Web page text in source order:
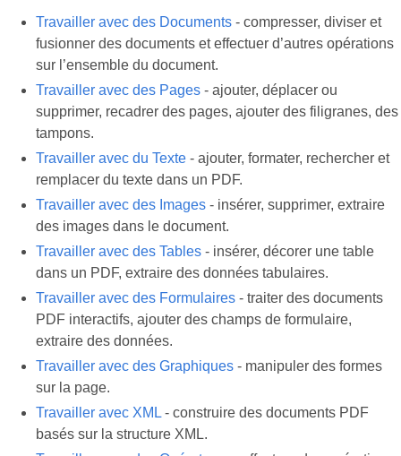
Travailler avec des Documents - compresser, diviser et
fusionner des documents et effectuer d’autres opérations
sur l’ensemble du document.
Travailler avec des Pages - ajouter, déplacer ou
supprimer, recadrer des pages, ajouter des filigranes, des
tampons.
Travailler avec du Texte - ajouter, formater, rechercher et
remplacer du texte dans un PDF.
Travailler avec des Images - insérer, supprimer, extraire
des images dans le document.
Travailler avec des Tables - insérer, décorer une table
dans un PDF, extraire des données tabulaires.
Travailler avec des Formulaires - traiter des documents
PDF interactifs, ajouter des champs de formulaire,
extraire des données.
Travailler avec des Graphiques - manipuler des formes
sur la page.
Travailler avec XML - construire des documents PDF
basés sur la structure XML.